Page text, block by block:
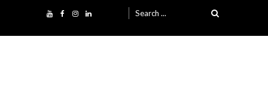
Search for: